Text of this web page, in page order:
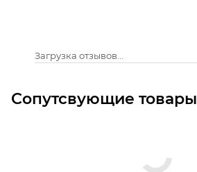
Загрузка отзывов...
Сопутсвующие товары